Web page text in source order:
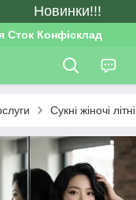
Новинки!!!
Сток Конфісклад
Сукні жіночі літні